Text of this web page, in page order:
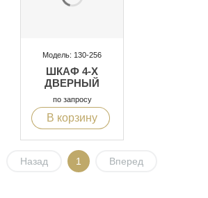
Модель: 130-256
ШКАФ 4-Х
ДВЕРНЫЙ
по запросу
В корзину
Назад 1 Вперед